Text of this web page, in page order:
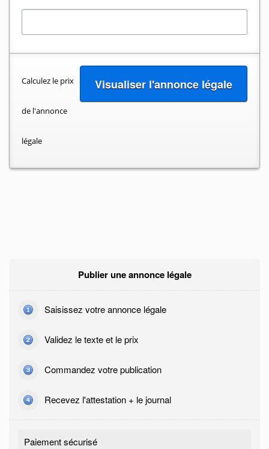
Calculez le prix
de l'annonce
légale
Publier une annonce légale
Saisissez votre annonce légale
Validez le texte et le prix
Commandez votre publication
Recevez l'attestation + le journal
Paiement sécurisé